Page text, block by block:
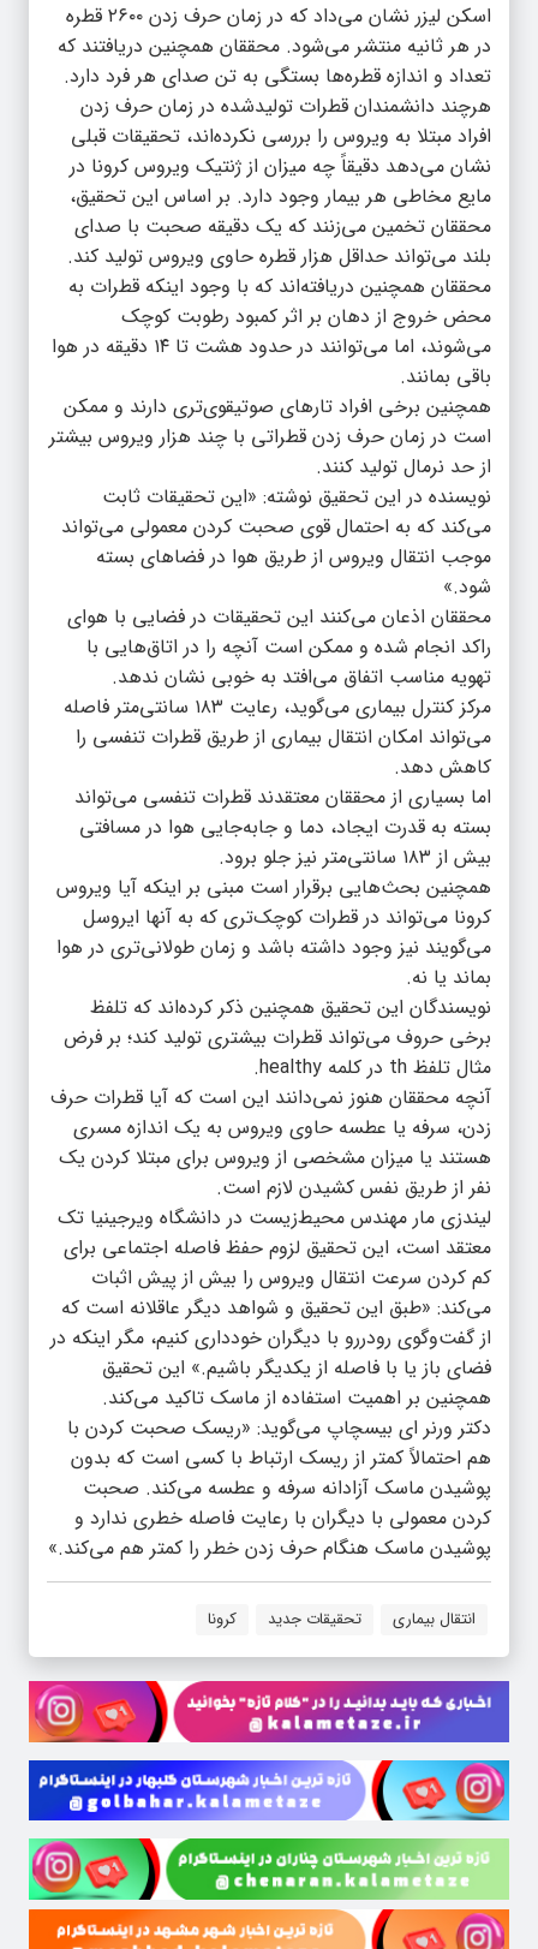
اسکن لیزر نشان می‌داد که در زمان حرف زدن ۲۶۰۰ قطره
در هر ثانیه منتشر می‌شود. محققان همچنین دریافتند که
تعداد و اندازه قطره‌ها بستگی به تن صدای هر فرد دارد.
هرچند دانشمندان قطرات تولیدشده در زمان حرف زدن
افراد مبتلا به ویروس را بررسی نکرده‌اند، تحقیقات قبلی
نشان می‌دهد دقیقاً چه میزان از ژنتیک ویروس کرونا در
مایع مخاطی هر بیمار وجود دارد. بر اساس این تحقیق،
محققان تخمین می‌زنند که یک دقیقه صحبت با صدای
بلند می‌تواند حداقل هزار قطره حاوی ویروس تولید کند.
محققان همچنین دریافته‌اند که با وجود اینکه قطرات به
محض خروج از دهان بر اثر کمبود رطوبت کوچک
می‌شوند، اما می‌توانند در حدود هشت تا ۱۴ دقیقه در هوا
باقی بمانند.
همچنین برخی افراد تارهای صوتیقوی‌‌تری دارند و ممکن
است در زمان حرف زدن قطراتی با چند هزار ویروس بیشتر
از حد نرمال تولید کنند.
نویسنده در این تحقیق نوشته: «این تحقیقات ثابت
می‌کند که به احتمال قوی صحبت کردن معمولی می‌تواند
موجب انتقال ویروس از طریق هوا در فضاهای بسته
شود.»
محققان اذعان می‌کنند این تحقیقات در فضایی با هوای
راکد انجام شده و ممکن است آنچه را در اتاق‌هایی با
تهویه مناسب اتفاق می‌افتد به خوبی نشان ندهد.
مرکز کنترل بیماری می‌گوید، رعایت ۱۸۳ سانتی‌متر فاصله
می‌تواند امکان انتقال بیماری از طریق قطرات تنفسی را
کاهش دهد.
اما بسیاری از محققان معتقدند قطرات تنفسی می‌تواند
بسته به قدرت ایجاد، دما و جابه‌جایی هوا در مسافتی
بیش از ۱۸۳ سانتی‌متر نیز جلو برود.
همچنین بحث‌هایی برقرار است مبنی بر اینکه آیا ویروس
کرونا می‌تواند در قطرات کوچک‌تری که به آنها ایروسل
می‌گویند نیز وجود داشته باشد و زمان طولانی‌تری در هوا
بماند یا نه.
نویسندگان این تحقیق همچنین ذکر کرده‌اند که تلفظ
برخی حروف می‌تواند قطرات بیشتری تولید کند؛ بر فرض
مثال تلفظ th در کلمه healthy.
آنچه محققان هنوز نمی‌دانند این است که آیا قطرات حرف
زدن، سرفه یا عطسه حاوی ویروس به یک اندازه مسری
هستند یا میزان مشخصی از ویروس برای مبتلا کردن یک
نفر از طریق نفس کشیدن لازم است.
لیندزی مار مهندس محیط‌زیست در دانشگاه ویرجینیا تک
معتقد است، این تحقیق لزوم حفظ فاصله اجتماعی برای
کم کردن سرعت انتقال ویروس را بیش از پیش اثبات
می‌کند: «طبق این تحقیق و شواهد دیگر عاقلانه است که
از گفت‌وگوی رودررو با دیگران خودداری کنیم، مگر اینکه در
فضای باز یا با فاصله از یکدیگر باشیم.» این تحقیق
همچنین بر اهمیت استفاده از ماسک تاکید می‌کند.
دکتر ورنر ای بیسچاپ می‌گوید: «ریسک صحبت کردن با
هم احتمالاً کمتر از ریسک ارتباط با کسی است که بدون
پوشیدن ماسک آزادانه سرفه و عطسه می‌کند. صحبت
کردن معمولی با دیگران با رعایت فاصله خطری ندارد و
پوشیدن ماسک هنگام حرف زدن خطر را کمتر هم می‌کند.»
انتقال بیماری تحقیقات جدید کرونا